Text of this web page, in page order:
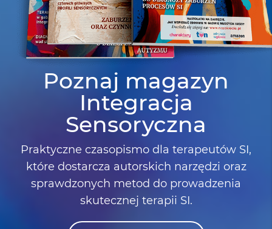
Poznaj magazyn
Integracja
Sensoryczna
Praktyczne czasopismo dla terapeutów SI,
które dostarcza autorskich narzędzi oraz
sprawdzonych metod do prowadzenia
skutecznej terapii SI.